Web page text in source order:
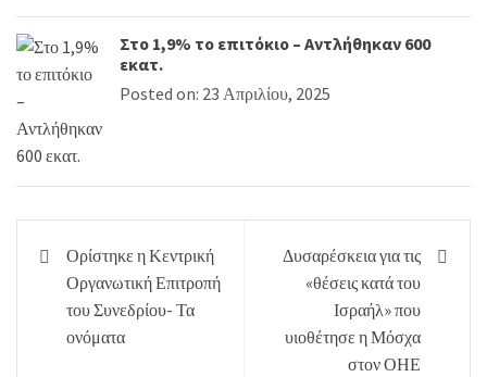
Στο 1,9% το επιτόκιο – Αντλήθηκαν 600
εκατ.
Posted on: 23 Απριλίου, 2025
Πλοήγηση
άρθρων
Ορίστηκε η Κεντρική
Οργανωτική Επιτροπή
του Συνεδρίου- Τα
ονόματα
Δυσαρέσκεια για τις
«θέσεις κατά του
Ισραήλ» που
υιοθέτησε η Μόσχα
στον ΟΗΕ